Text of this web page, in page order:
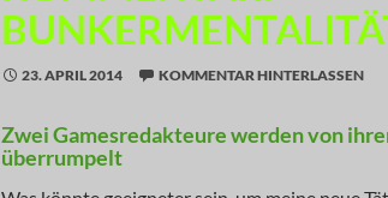
23. APRIL 2014 KOMMENTAR HINTERLASSEN
Zwei Gamesredakteure werden von
überrumpelt